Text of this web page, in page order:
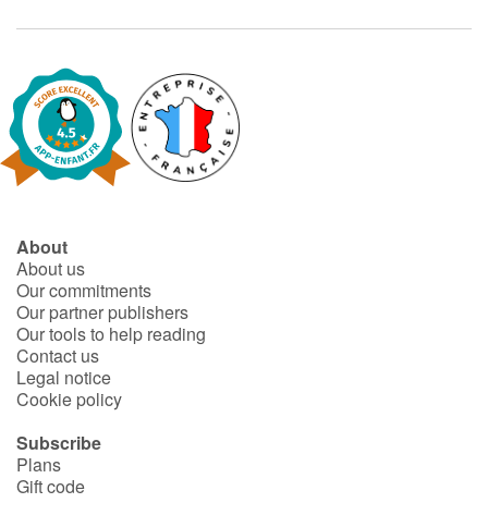
About
About us
Our commitments
Our partner publishers
Our tools to help reading
Contact us
Legal notice
Cookie policy
Subscribe
Plans
Gift code